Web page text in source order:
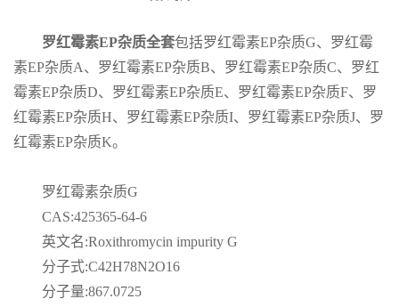
产
品
罗红霉素EP杂质全套包括罗红霉素EP杂质G、罗红霉
素EP杂质A、罗红霉素EP杂质B、罗红霉素EP杂质C、罗红
霉素EP杂质D、罗红霉素EP杂质E、罗红霉素EP杂质F、罗
红霉素EP杂质H、罗红霉素EP杂质I、罗红霉素EP杂质J、罗
红霉素EP杂质K。
罗红霉素杂质G
CAS:425365-64-6
英文名:Roxithromycin impurity G
分子式:C42H78N2O16
分子量:867.0725